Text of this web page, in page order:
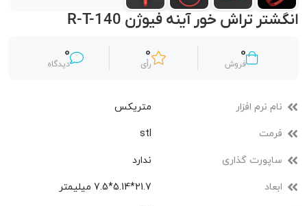
انگشتر تراش خور آینه فیوژن R-T-140
0
فروش
0
رأی
0
دیدگاه
نام نرم افزار متریکس
فرمت stl
ساپورت گذاری ندارد
ابعاد 21.7*5.14*7.5 میلیمتر